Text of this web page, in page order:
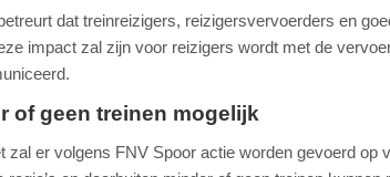
dat treinreizigers, reizigersvervoerders en
impact zal zijn voor reizigers wordt met de
of geen treinen mogelijk
zal er volgens FNV Spoor actie worden gevoerd